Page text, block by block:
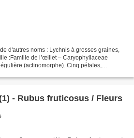
d'autres noms : Lychnis à grosses graines,
:Famille de l’œillet – Caryophyllaceae
(actinomorphe). Cinq pétales,
- Rubus fruticosus / Fleurs